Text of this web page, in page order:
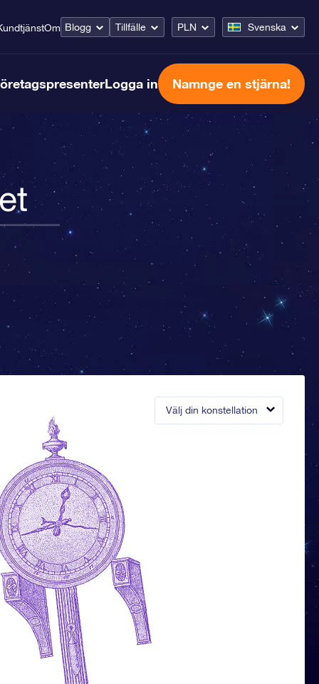
Om Blogg Tillfälle PLN Svenska
Logga in Namnge en stjärna!
Välj din konstellation